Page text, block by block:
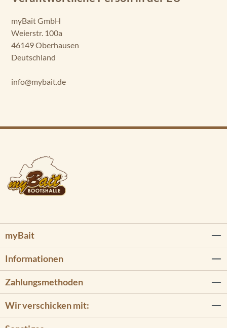
myBait GmbH
Weierstr. 100a
46149 Oberhausen
Deutschland
info@mybait.de
myBait
Informationen
Zahlungsmethoden
Wir verschicken mit: